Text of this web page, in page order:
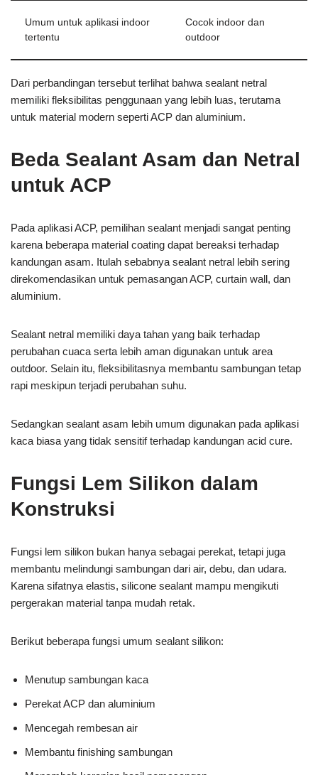
Umum untuk aplikasi indoor
tertentu
Cocok indoor dan
outdoor
Dari perbandingan tersebut terlihat bahwa sealant netral
memiliki fleksibilitas penggunaan yang lebih luas, terutama
untuk material modern seperti ACP dan aluminium.
Beda Sealant Asam dan Netral
untuk ACP
Pada aplikasi ACP, pemilihan sealant menjadi sangat penting
karena beberapa material coating dapat bereaksi terhadap
kandungan asam. Itulah sebabnya sealant netral lebih sering
direkomendasikan untuk pemasangan ACP, curtain wall, dan
aluminium.
Sealant netral memiliki daya tahan yang baik terhadap
perubahan cuaca serta lebih aman digunakan untuk area
outdoor. Selain itu, fleksibilitasnya membantu sambungan tetap
rapi meskipun terjadi perubahan suhu.
Sedangkan sealant asam lebih umum digunakan pada aplikasi
kaca biasa yang tidak sensitif terhadap kandungan acid cure.
Fungsi Lem Silikon dalam
Konstruksi
Fungsi lem silikon bukan hanya sebagai perekat, tetapi juga
membantu melindungi sambungan dari air, debu, dan udara.
Karena sifatnya elastis, silicone sealant mampu mengikuti
pergerakan material tanpa mudah retak.
Berikut beberapa fungsi umum sealant silikon:
Menutup sambungan kaca
Perekat ACP dan aluminium
Mencegah rembesan air
Membantu finishing sambungan